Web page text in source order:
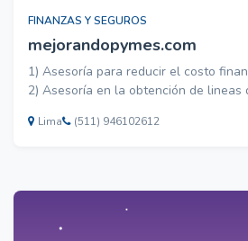
FINANZAS Y SEGUROS
mejorandopymes.com
1) Asesoría para reducir el costo
2) Asesoría en la obtención de lineas
Publicitario: Logotipo y Publicidad. 5)
Lima (511) 946102612